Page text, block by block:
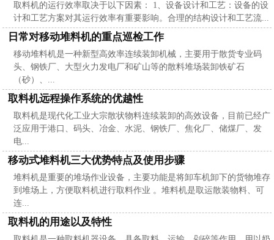
取料机的运行效率取决于以下因素： 1、设备设计和工艺：设备的设
计和工艺方案对其运行效率有重要影响。合理的结构设计和工艺流...
日常对移动堆料机的重点巡检工作
移动堆料机是一种新型高效率连续装卸机械，主要用于散货专业码
头、钢铁厂、大型火力发电厂和矿山等的散料堆场装卸铁矿石
（砂）、...
取料机远程操作系统的优越性
取料机是现代化工业大宗散状物料连续装卸的高效设备，目前已经广
泛应用于港口、码头、冶金、水泥、钢铁厂、焦化厂、储煤厂、发
电...
移动式堆料机三大优势特点及使用步骤
堆料机是重要的堆场作业设备，主要功能是将卸车机卸下的货物堆存
到堆场上，方便取料机进行取料作业 。堆料机是取运散装物料、可
连...
取料机的用途以及特性